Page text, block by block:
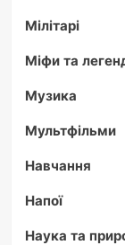
Мілітарі
Міфи та
Музика
Мультфільми
Навчання
Напої
Наука та